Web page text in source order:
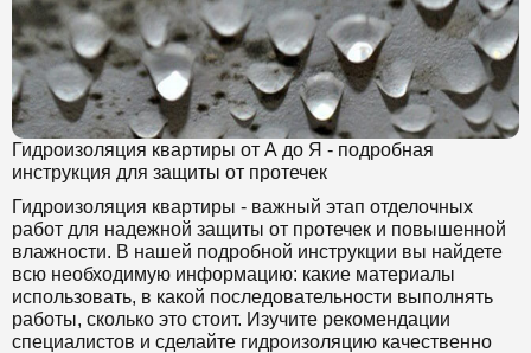
Гидроизоляция квартиры от А до Я - подробная
инструкция для защиты от протечек
Гидроизоляция квартиры - важный этап отделочных
работ для надежной защиты от протечек и повышенной
влажности. В нашей подробной инструкции вы найдете
всю необходимую информацию: какие материалы
использовать, в какой последовательности выполнять
работы, сколько это стоит. Изучите рекомендации
специалистов и сделайте гидроизоляцию качественно